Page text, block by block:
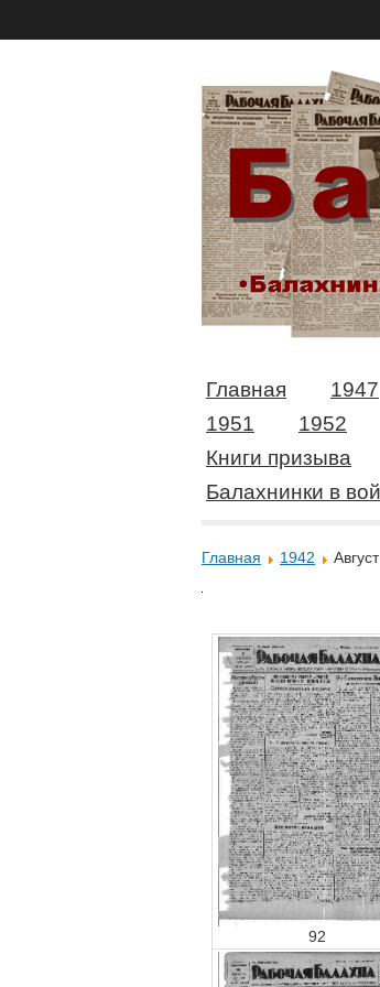
Главная 1947
1951
1952
Книги призыва
Балахнинки в
Главная 1942 Август
92